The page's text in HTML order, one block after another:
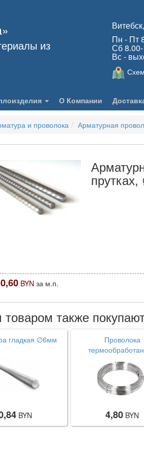
из
Пн - Пт
Сб
Вс -
О Компании
и проволока Арматурная
0,60BYN за м.п.
также
гладкая ∅6мм
BYN
Проволока
(вязальная), ∅
4,80 BYN